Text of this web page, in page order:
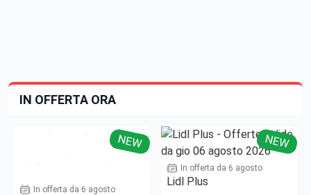
IN OFFERTA ORA
NEW
In offerta da 6 agosto
NEW
In offerta da 6 agosto
Lidl Plus